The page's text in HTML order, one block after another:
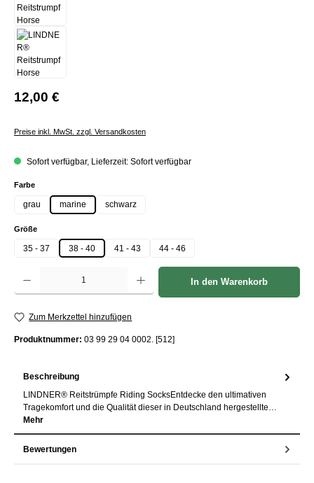
12,00 €
Preise inkl. MwSt. zzgl. Versandkosten
Sofort verfügbar, Lieferzeit: Sofort verfügbar
Farbeauswählen
grau marine schwarz
Größeauswählen
35 - 37 38 - 40 41 - 43 44 - 46
Produkt Anzahl: Gib den gewünschten Wert ein oder benutze die Schaltflächen um die
In den Warenkorb
Zum Merkzettel hinzufügen
Produktnummer: 03 99 29 04 0002. [512]
Beschreibung
LINDNER® Reitstrümpfe Riding SocksEntdecke den ultimativen
Tragekomfort und die Qualität dieser in Deutschland hergestellte…
Mehr
Bewertungen